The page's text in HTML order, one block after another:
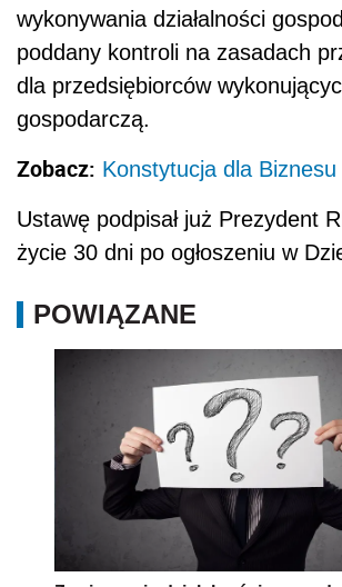
wykonywania działalności
poddany kontroli na zasadach
dla przedsiębiorców
gospodarczą.
Zobacz: Konstytucja dla Biznesu
Ustawę podpisał już Prezydent
życie 30 dni po ogłoszeniu w
POWIĄZANE